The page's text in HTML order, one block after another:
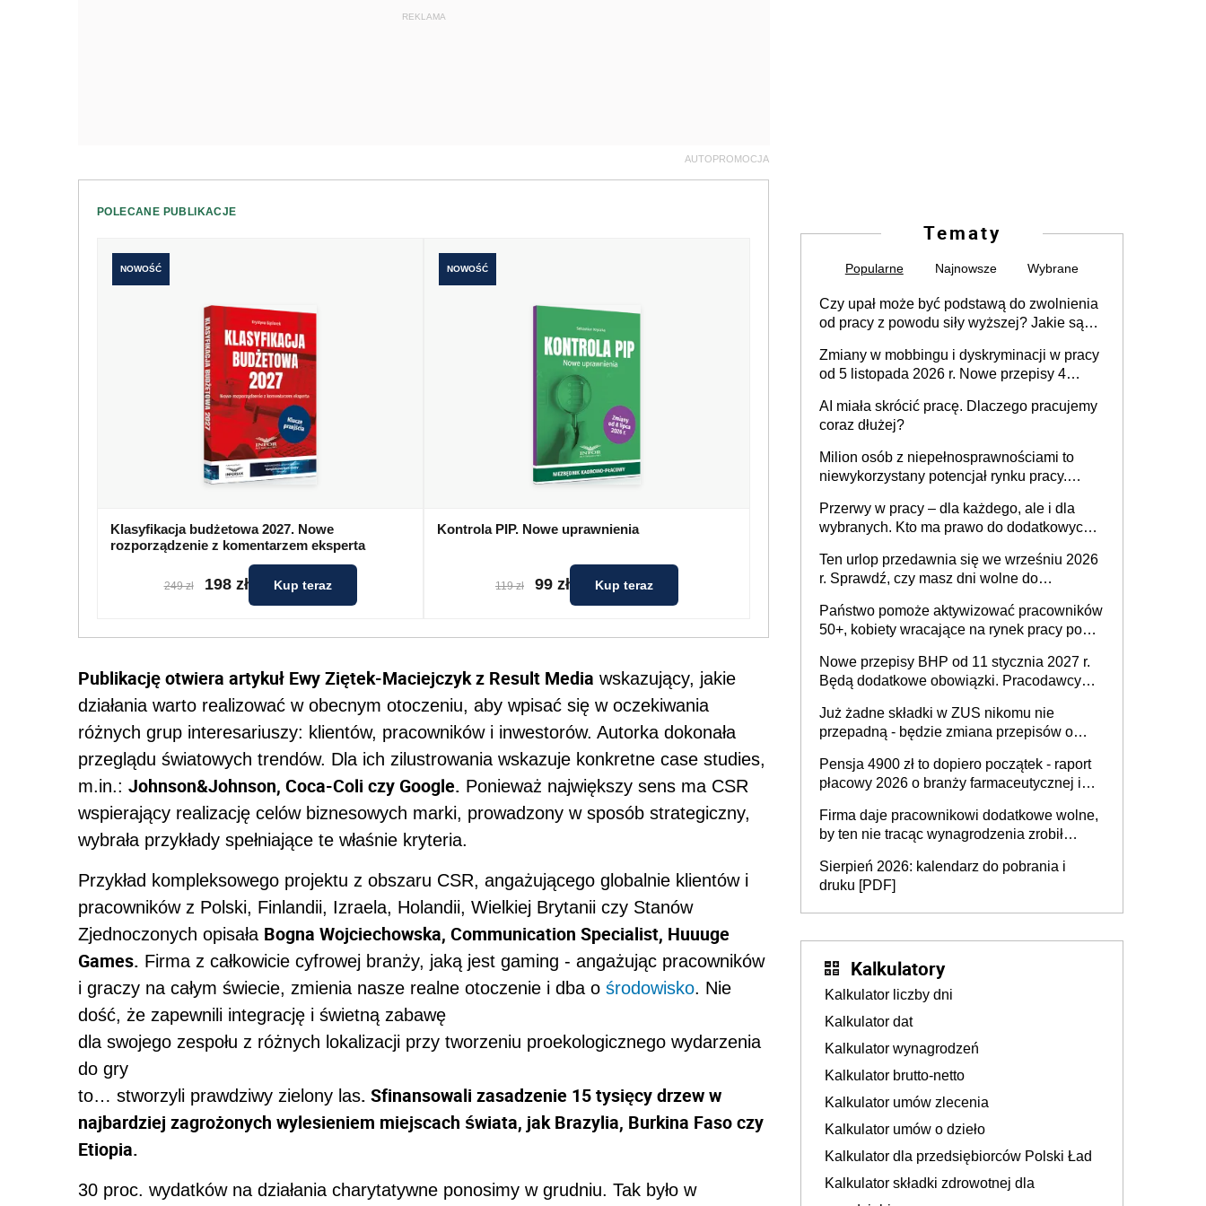
REKLAMA
AUTOPROMOCJA
POLECANE PUBLIKACJE
NOWOŚĆ
Klasyfikacja budżetowa 2027. Nowe
rozporządzenie z komentarzem eksperta
249 zł 198 zł Kup teraz
NOWOŚĆ
Kontrola PIP. Nowe uprawnienia
119 zł 99 zł Kup teraz
Publikację otwiera artykuł Ewy Ziętek-Maciejczyk z Result Media wskazujący, jakie
działania warto realizować w obecnym otoczeniu, aby wpisać się w oczekiwania
różnych grup interesariuszy: klientów, pracowników i inwestorów. Autorka dokonała
przeglądu światowych trendów. Dla ich zilustrowania wskazuje konkretne case studies,
m.in.: Johnson&Johnson, Coca-Coli czy Google. Ponieważ największy sens ma CSR
wspierający realizację celów biznesowych marki, prowadzony w sposób strategiczny,
wybrała przykłady spełniające te właśnie kryteria.
Przykład kompleksowego projektu z obszaru CSR, angażującego globalnie klientów i
pracowników z Polski, Finlandii, Izraela, Holandii, Wielkiej Brytanii czy Stanów
Zjednoczonych opisała Bogna Wojciechowska, Communication Specialist, Huuuge
Games. Firma z całkowicie cyfrowej branży, jaką jest gaming - angażując pracowników
i graczy na całym świecie, zmienia nasze realne otoczenie i dba o środowisko. Nie
dość, że zapewnili integrację i świetną zabawę
dla swojego zespołu z różnych lokalizacji przy tworzeniu proekologicznego wydarzenia
do gry
to… stworzyli prawdziwy zielony las. Sfinansowali zasadzenie 15 tysięcy drzew w
najbardziej zagrożonych wylesieniem miejscach świata, jak Brazylia, Burkina Faso czy
Etiopia.
30 proc. wydatków na działania charytatywne ponosimy w grudniu. Tak było w
Tematy
Popularne Najnowsze Wybrane
Czy upał może być podstawą do zwolnienia
od pracy z powodu siły wyższej? Jakie są
Zmiany w mobbingu i dyskryminacji w pracy
od 5 listopada 2026 r. Nowe przepisy 4
Ustaw
AI miała skrócić pracę. Dlaczego pracujemy
coraz dłużej?
Milion osób z niepełnosprawnościami to
niewykorzystany potencjał rynku pracy.
dofinansowań czy refundacji, ale bariery po
stronie systemu i świadomości
pracodawców [WYWIAD]
Przerwy w pracy – dla każdego, ale i dla
wybranych. Kto ma prawo do dodatkowych
Ten urlop przedawnia się we wrześniu 2026
r. Sprawdź, czy masz dni wolne do
Państwo pomoże aktywizować pracowników
50+, kobiety wracające na rynek pracy po
osoby neuroatypowe. Powstanie Fundusz
na rzecz Inkluzywności w Zatrudnianiu?
Nowe przepisy BHP od 11 stycznia 2027 r.
Będą dodatkowe obowiązki. Pracodawcy
Już żadne składki w ZUS nikomu nie
przepadną - będzie zmiana przepisów o
ubezpieczeniom społecznym
Pensja 4900 zł to dopiero początek - raport
płacowy 2026 o branży farmaceutycznej i
Firma daje pracownikowi dodatkowe wolne,
by ten nie tracąc wynagrodzenia zrobił
sprawdza
Sierpień 2026: kalendarz do pobrania i
druku [PDF]
Kalkulatory
Kalkulator liczby dni
Kalkulator dat
Kalkulator wynagrodzeń
Kalkulator brutto-netto
Kalkulator umów zlecenia
Kalkulator umów o dzieło
Kalkulator dla przedsiębiorców Polski Ład
Kalkulator składki zdrowotnej dla